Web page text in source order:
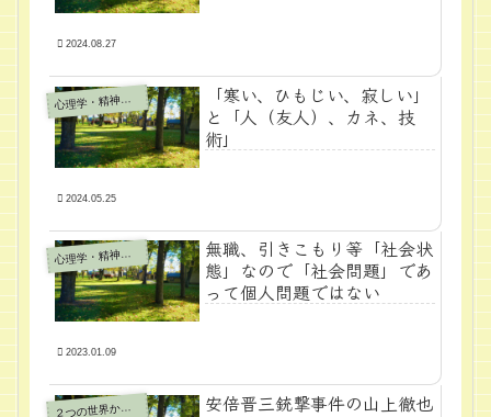
2024.08.27
心
理学・精神医学
「寒い、ひもじい、寂しい」
と「人（友人）、カネ、技
術」
2024.05.25
心
理学・精神医学
無職、引きこもり等「社会状
態」なので「社会問題」であ
って個人問題ではない
2023.01.09
２つの世界から脱する方法
安倍晋三銃撃事件の山上徹也